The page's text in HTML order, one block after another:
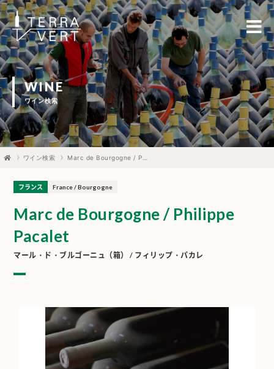
WINE
ワイン検索
ワイン検索
Marc de Bourgogne / Philippe
Pacalet
マール・ド・ブルゴーニュ（箱） / フィリップ・パカレ
フランス France / Bourgogne